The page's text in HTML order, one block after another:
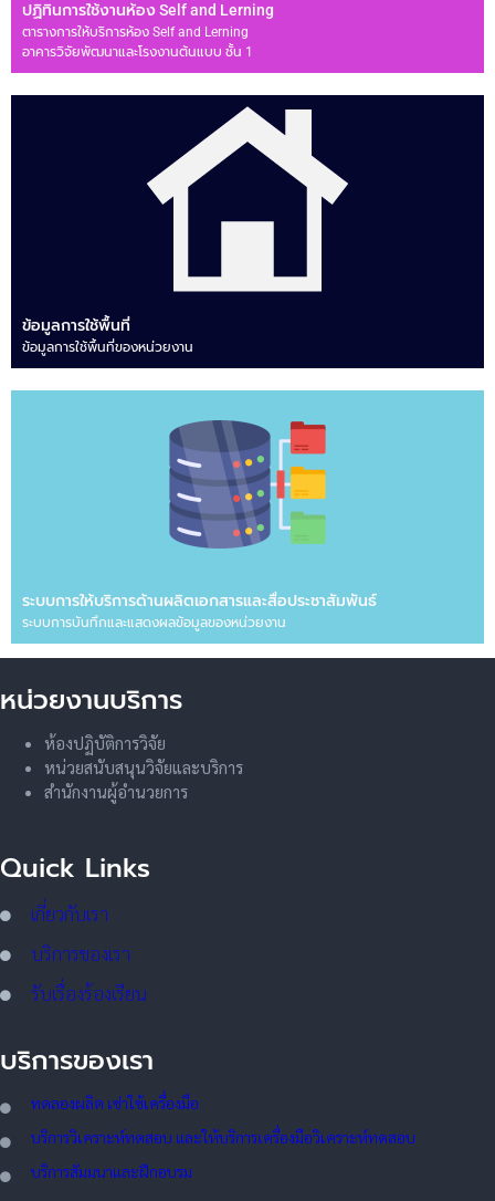
ปฏิทินการใช้งานห้อง Self and Lerning
ตารางการให้บริการห้อง Self and Lerning
อาคารวิจัยพัฒนาและโรงงานต้นแบบ ชั้น 1
ข้อมูลการใช้พื้นที่
ข้อมูลการใช้พื้นที่ของหน่วยงาน
ระบบการให้บริการด้านผลิตเอกสารและสื่อประชาสัมพันธ์
ระบบการบันทึกและแสดงผลข้อมูลของหน่วยงาน
หน่วยงานบริการ
ห้องปฏิบัติการวิจัย
หน่วยสนับสนุนวิจัยและบริการ
สำนักงานผู้อำนวยการ
Quick Links
เกี่ยวกับเรา
บริการของเรา
รับเรื่องร้องเรียน
บริการของเรา
ทดลองผลิต เช่าใช้เครื่องมือ
บริการวิเคราะห์ทดสอบ และให้บริการเครื่องมือวิเคราะห์ทดสอบ
บริการสัมมนาและฝึกอบรม